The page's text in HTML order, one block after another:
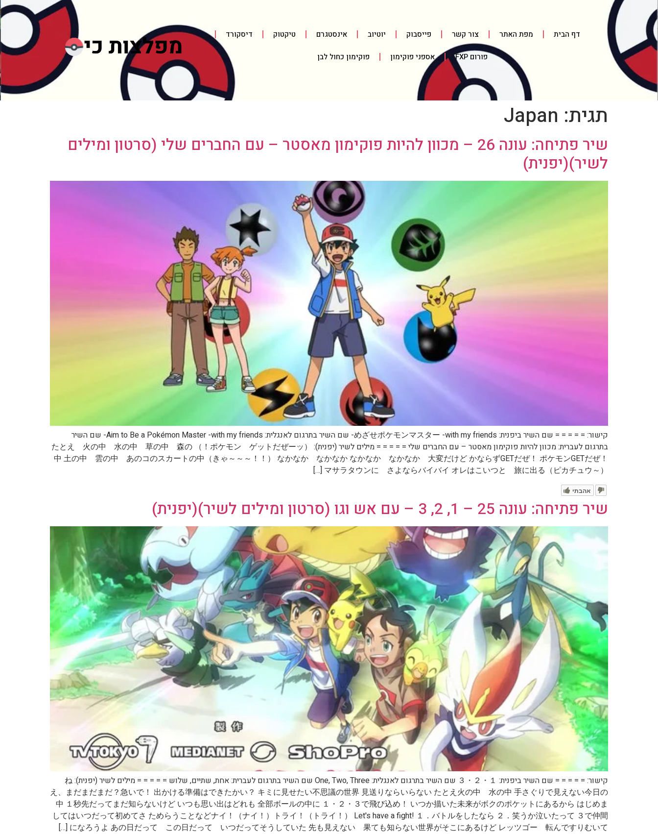
דף הבית מפת האתר צור קשר פייסבוק יוטיוב אינסטגרם טיקטוק דיסקורד
פורום FXP אספני פוקימון פוקימון כחול לבן
תגית: Japan
שיר פתיחה: עונה 26 – מכוון להיות פוקימון מאסטר – עם החברים שלי (סרטון ומילים
לשיר)(יפנית)
קישור: = = = = = שם השיר ביפנית: めざせポケモンマスター -with my friends- שם השיר בתרגום לאנגלית: Aim to Be a Pokémon Master -with my friends- שם השיר
בתרגום לעברית: מכוון להיות פוקימון מאסטר – עם החברים שלי = = = = = מילים לשיר (יפנית): （ポケモン ゲットだぜーッ！） たとえ 火の中 水の中 草の中 森の
中 土の中 雲の中 あのコのスカートの中（きゃ～～～！！） なかなか なかなか なかなか なかなか 大変だけど かならずGETだぜ！ ポケモンGETだぜ！
マサラタウンに さよならバイバイ オレはこいつと 旅に出る（ピカチュウ～） […]
אהבתי
שיר פתיחה: עונה 25 – 1, 2, 3 – עם אש וגו (סרטון ומילים לשיר)(יפנית)
קישור: = = = = = שם השיר ביפנית: １・２・３ שם השיר בתרגום לאנגלית: One, Two, Three שם השיר בתרגום לעברית: אחת, שתיים, שלוש = = = = = מילים לשיר (יפנית): ね
え、まだまだまだ？急いで！ 出かける準備はできたかい？ キミに見せたい不思議の世界 見送りならいらない たとえ火の中 水の中 手さぐりで見えない今日の
中 １秒先だってまだ知らないけど いつも思い出はどれも 全部ボールの中に １・２・３で飛び込め！ いつか描いた未来がボクのポケットにあるから はじめま
してはいつだって初めてさ ためらうことなどナイ！（ナイ！）トライ！（トライ！） Let's have a fight! １．バトルをしたなら ２．笑うか泣いたって ３で仲間
になろうよ あの日だって この日だって いつだってそうしていた 先も見えない 果ても知らない世界がそこにあるけど レッツゴー 転んですりむいて […]